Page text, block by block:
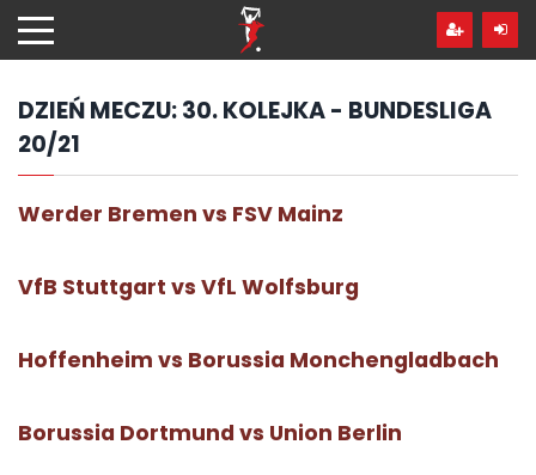
hdo
treści
DZIEŃ MECZU:30. KOLEJKA - BUNDESLIGA
20/21
Werder Bremen vs FSV Mainz
VfB Stuttgart vs VfL Wolfsburg
Hoffenheim vs Borussia Monchengladbach
Borussia Dortmund vs Union Berlin